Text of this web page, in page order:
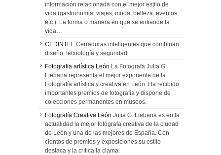
información relacionada con el mejor estilo de
vida (gastronomia, viajes, moda, belleza, eventos,
etc.). La forma o manera en que se entiende la
vida…
CEDINTEL Cerraduras inteligentes que combinan
diseño, tecnología y seguridad.
Fotografia artística León La Fotografa Julia G.
Liebana representa el mejor exponente de la
Fotografía artística y creativa en León. Ha recibido
importantes premios de fotografía y dispone de
colecciones permanentes en museos.
Fotografía Creativa León Julia G. Liebana es en la
actualidad la mejor fotógrafa creativa de la ciudad
de León y una de las mejores de España. Con
cientos de premios y exposiciones su estilo
destaca y la crítica la clama.